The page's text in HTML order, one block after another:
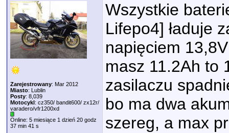
Zarejestrowany: Mar 2012
Miasto: Lublin
Posty: 8,039
Motocykl: cz350/ bandit600/ zx12r/
varadero/vfr1200xd
Online: 5 miesiące 1 dzień 20 godz
37 min 41 s
Wszystkie
Lifepo4] ładuje
napięciem
masz 11.2Ah to
zasilaczu
bo ma dwa
szereg, a max